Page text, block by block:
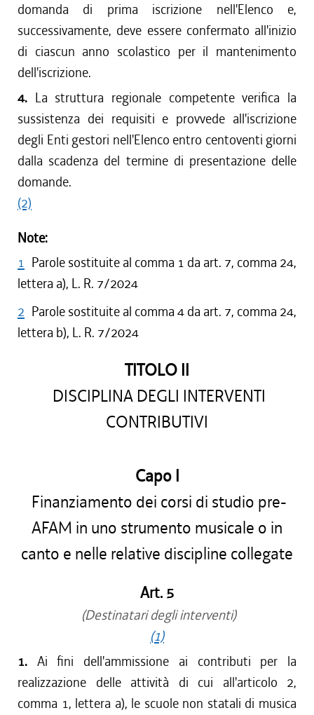
domanda di prima iscrizione nell'Elenco e,
successivamente, deve essere confermato all'inizio
di ciascun anno scolastico per il mantenimento
dell'iscrizione.
4. La struttura regionale competente verifica la
sussistenza dei requisiti e provvede all'iscrizione
degli Enti gestori nell'Elenco entro centoventi giorni
dalla scadenza del termine di presentazione delle
domande.
(2)
Note:
1 Parole sostituite al comma 1 da art. 7, comma 24,
lettera a), L. R. 7/2024
2 Parole sostituite al comma 4 da art. 7, comma 24,
lettera b), L. R. 7/2024
TITOLO II
DISCIPLINA DEGLI INTERVENTI
CONTRIBUTIVI
Capo I
Finanziamento dei corsi di studio pre-
AFAM in uno strumento musicale o in
canto e nelle relative discipline collegate
Art. 5
(Destinatari degli interventi)
(1)
1. Ai fini dell'ammissione ai contributi per la
realizzazione delle attività di cui all'articolo 2,
comma 1, lettera a), le scuole non statali di musica